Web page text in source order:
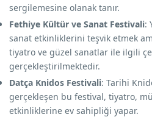
sergilemesine olanak tanır.
Fethiye Kültür ve Sanat Festivali:
sanat etkinliklerini teşvik etmek
tiyatro ve güzel sanatlar ile ilgili
gerçekleştirilmektedir.
Datça Knidos Festivali: Tarihi
gerçekleşen bu festival, tiyatro,
etkinliklerine ev sahipliği yapar.